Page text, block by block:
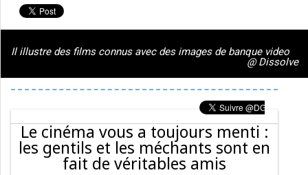
Il illustre des films connus avec des images de banque video
@ Dissolve
Le cinéma vous a toujours menti :
les gentils et les méchants sont en
fait de véritables amis